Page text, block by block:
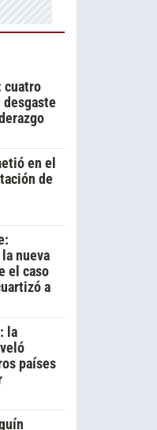
cuatro
en el
de
nueva
el caso
a
la
países